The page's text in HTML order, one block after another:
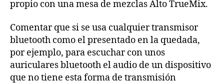
propio con una mesa de mezclas Alto TrueMix.
Comentar que si se usa cualquier transmisor
bluetooth como el presentado en la quedada,
por ejemplo, para escuchar con unos
auriculares bluetooth el audio de un dispositivo
que no tiene esta forma de transmisión